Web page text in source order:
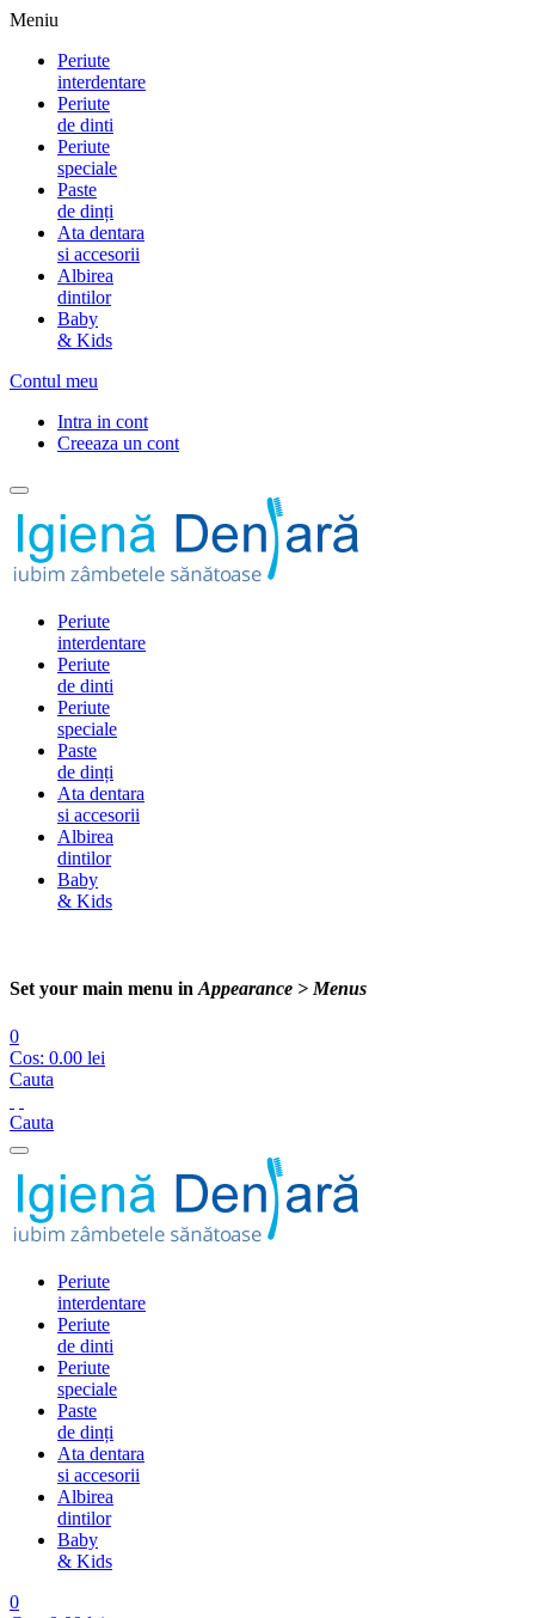
Meniu
Periute
interdentare
Periute
de dinti
Periute
speciale
Paste
de dinți
Ata dentara
si accesorii
Albirea
dintilor
Baby
& Kids
Contul meu
Intra in cont
Creeaza un cont
Periute
interdentare
Periute
de dinti
Periute
speciale
Paste
de dinți
Ata dentara
si accesorii
Albirea
dintilor
Baby
& Kids
Set your main menu in Appearance > Menus
0
Cos: 0.00 lei
Cauta
Cauta
Periute
interdentare
Periute
de dinti
Periute
speciale
Paste
de dinți
Ata dentara
si accesorii
Albirea
dintilor
Baby
& Kids
0